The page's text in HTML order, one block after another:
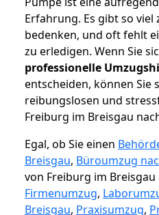
Erfahrung. Es gibt so viel
bedenken, und oft fehlt
zu erledigen. Wenn Sie
professionelle
entscheiden, können Sie
reibungslosen und
Freiburg im Breisgau
Egal, ob Sie einen
Breisgau, Büroumzug
von Freiburg im Breisgau
Firmenumzug,
Breisgau, Praxisumzug,